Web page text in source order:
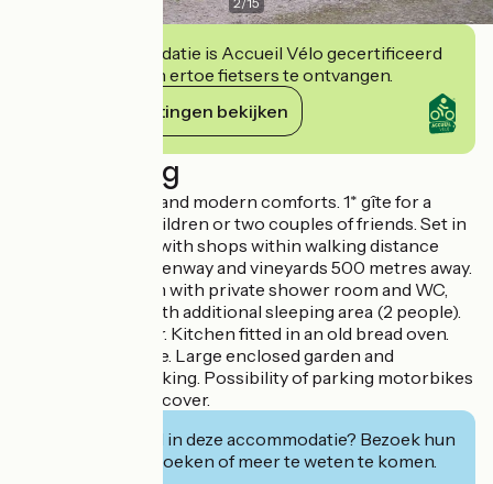
Deze accommodatie is Accueil Vélo gecertificeerd
en verbindt zich ertoe fietsers te ontvangen.
Haar verplichtingen bekijken
Beschrijving
Authentic charm and modern comforts. 1* gîte for a
family with two children or two couples of friends. Set in
a quiet old house, with shops within walking distance
(200 metres). Greenway and vineyards 500 metres away.
Upstairs bedroom with private shower room and WC,
adjoining room with additional sleeping area (2 people).
Cot and high chair. Kitchen fitted in an old bread oven.
Separate entrance. Large enclosed garden and
courtyard, car parking. Possibility of parking motorbikes
or bicycles under cover.
Geïnteresseerd in deze accommodatie? Bezoek hun
website om te boeken of meer te weten te komen.